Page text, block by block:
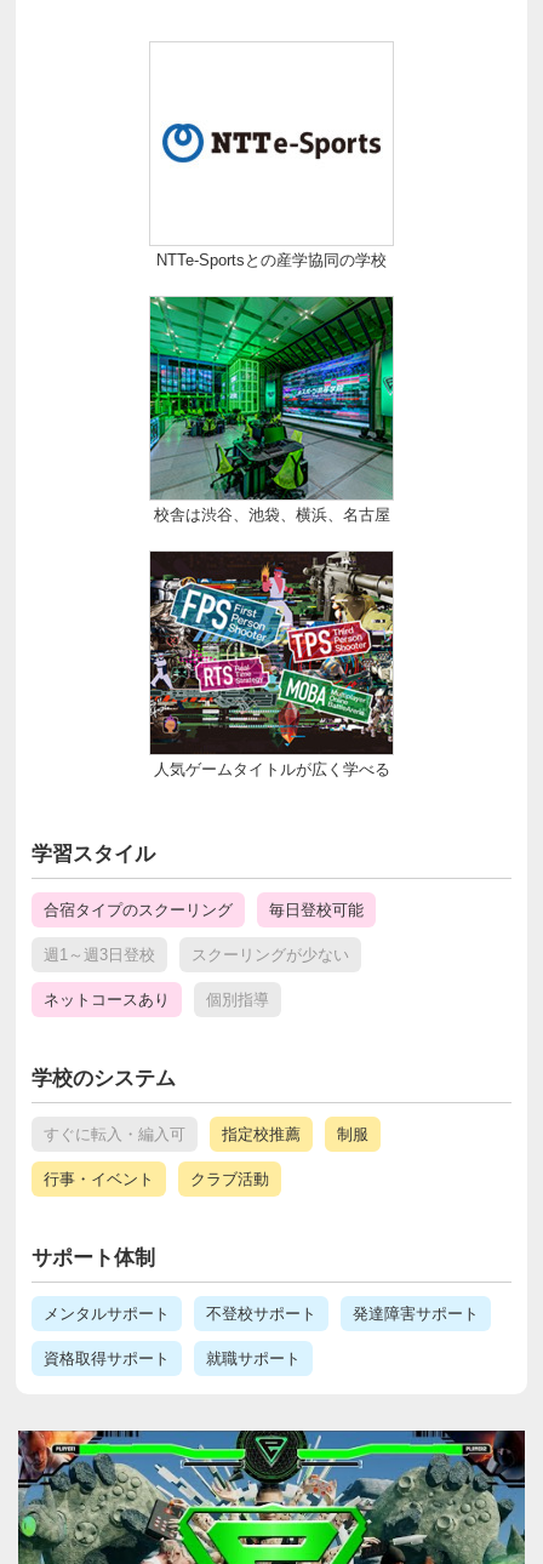
NTTe-Sportsとの産学協同の学校
校舎は渋谷、池袋、横浜、名古屋
人気ゲームタイトルが広く学べる
学習スタイル
合宿タイプのスクーリング 毎日登校可能
週1～週3日登校 スクーリングが少ない
ネットコースあり 個別指導
学校のシステム
すぐに転入・編入可 指定校推薦 制服
行事・イベント クラブ活動
サポート体制
メンタルサポート 不登校サポート 発達障害サポート
資格取得サポート 就職サポート